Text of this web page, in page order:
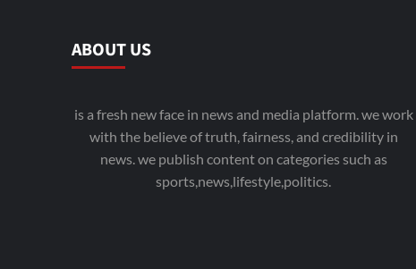
ABOUT US
is a fresh new face in news and media platform. we work
with the believe of truth, fairness, and credibility in
news. we publish content on categories such as
sports,news,lifestyle,politics.